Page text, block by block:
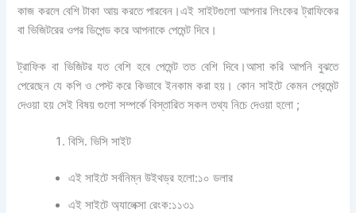
কাজ করলে বেশি টাকা আয় করতে পারবেন।এই সাইটগুলো আপনার লিংকের ট্রাফিকের
বা ভিজিটরের ওপর ডিপেন্ড করে আপনাকে পেমেন্ট দিবে।
ট্রাফিক বা ভিজিটর যত বেশি হবে পেমেন্ট তত বেশি দিবে।আসা করি আপনি বুঝতে
পেরেছেন যে কপি ও পেস্ট করে কিভাবে ইনকাম করা হয়। কোন সাইটে কেমন প্রেমেন্ট
দেওয়া হয় সেই বিষয় গুলো সম্পর্কে বিস্তারিত সকল তথ্য নিচে দেওয়া হলো ;
বিসি. ভিসি সাইট
এই সাইটে সর্বনিম্ন উইথড্র হলো:১০ ডলার
এই সাইটে অ্যালেক্সা রেংক:১১৩১